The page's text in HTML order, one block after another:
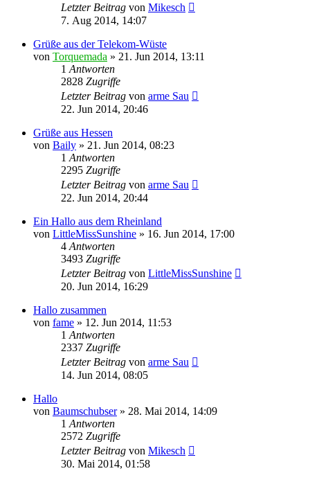
Letzter Beitrag von Mikesch
7. Aug 2014, 14:07
Grüße aus der Telekom-Wüste
von Torquemada » 21. Jun 2014, 13:11
1 Antworten
2828 Zugriffe
Letzter Beitrag von arme Sau
22. Jun 2014, 20:46
Grüße aus Hessen
von Baily » 21. Jun 2014, 08:23
1 Antworten
2295 Zugriffe
Letzter Beitrag von arme Sau
22. Jun 2014, 20:44
Ein Hallo aus dem Rheinland
von LittleMissSunshine » 16. Jun 2014, 17:00
4 Antworten
3493 Zugriffe
Letzter Beitrag von LittleMissSunshine
20. Jun 2014, 16:29
Hallo zusammen
von fame » 12. Jun 2014, 11:53
1 Antworten
2337 Zugriffe
Letzter Beitrag von arme Sau
14. Jun 2014, 08:05
Hallo
von Baumschubser» 28. Mai 2014, 14:09
1 Antworten
2572 Zugriffe
Letzter Beitrag von Mikesch
30. Mai 2014, 01:58